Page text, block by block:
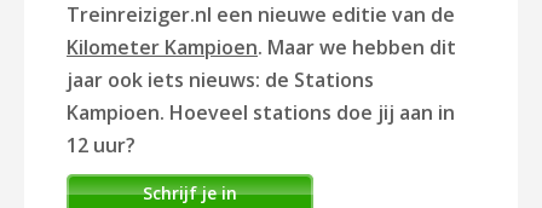
Treinreiziger.nl een nieuwe editie van de
Kilometer Kampioen. Maar we hebben dit
jaar ook iets nieuws: de Stations
Kampioen. Hoeveel stations doe jij aan in
12 uur?
Schrijf je in